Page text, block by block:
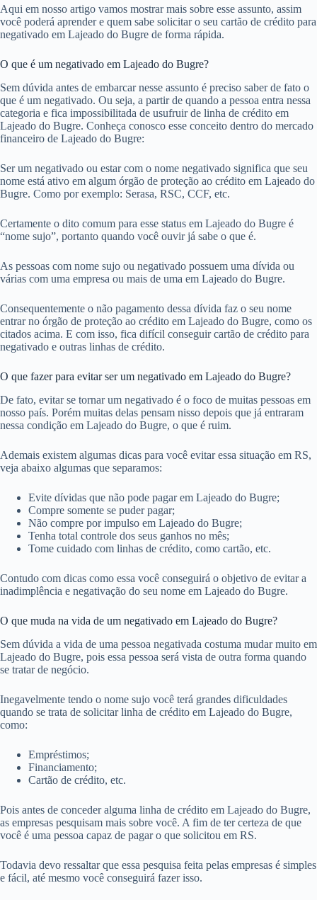
Aqui em nosso artigo vamos mostrar mais sobre esse assunto, assim
você poderá aprender e quem sabe solicitar o seu cartão de crédito para
negativado em Lajeado do Bugre de forma rápida.
O que é um negativado em Lajeado do Bugre?
Sem dúvida antes de embarcar nesse assunto é preciso saber de fato o
que é um negativado. Ou seja, a partir de quando a pessoa entra nessa
categoria e fica impossibilitada de usufruir de linha de crédito em
Lajeado do Bugre. Conheça conosco esse conceito dentro do mercado
financeiro de Lajeado do Bugre:
Ser um negativado ou estar com o nome negativado significa que seu
nome está ativo em algum órgão de proteção ao crédito em Lajeado do
Bugre. Como por exemplo: Serasa, RSC, CCF, etc.
Certamente o dito comum para esse status em Lajeado do Bugre é
“nome sujo”, portanto quando você ouvir já sabe o que é.
As pessoas com nome sujo ou negativado possuem uma dívida ou
várias com uma empresa ou mais de uma em Lajeado do Bugre.
Consequentemente o não pagamento dessa dívida faz o seu nome
entrar no órgão de proteção ao crédito em Lajeado do Bugre, como os
citados acima. E com isso, fica difícil conseguir cartão de crédito para
negativado e outras linhas de crédito.
O que fazer para evitar ser um negativado em Lajeado do Bugre?
De fato, evitar se tornar um negativado é o foco de muitas pessoas em
nosso país. Porém muitas delas pensam nisso depois que já entraram
nessa condição em Lajeado do Bugre, o que é ruim.
Ademais existem algumas dicas para você evitar essa situação em RS,
veja abaixo algumas que separamos:
Evite dívidas que não pode pagar em Lajeado do Bugre;
Compre somente se puder pagar;
Não compre por impulso em Lajeado do Bugre;
Tenha total controle dos seus ganhos no mês;
Tome cuidado com linhas de crédito, como cartão, etc.
Contudo com dicas como essa você conseguirá o objetivo de evitar a
inadimplência e negativação do seu nome em Lajeado do Bugre.
O que muda na vida de um negativado em Lajeado do Bugre?
Sem dúvida a vida de uma pessoa negativada costuma mudar muito em
Lajeado do Bugre, pois essa pessoa será vista de outra forma quando
se tratar de negócio.
Inegavelmente tendo o nome sujo você terá grandes dificuldades
quando se trata de solicitar linha de crédito em Lajeado do Bugre,
como:
Empréstimos;
Financiamento;
Cartão de crédito, etc.
Pois antes de conceder alguma linha de crédito em Lajeado do Bugre,
as empresas pesquisam mais sobre você. A fim de ter certeza de que
você é uma pessoa capaz de pagar o que solicitou em RS.
Todavia devo ressaltar que essa pesquisa feita pelas empresas é simples
e fácil, até mesmo você conseguirá fazer isso.